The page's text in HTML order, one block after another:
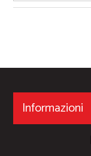
Informazioni